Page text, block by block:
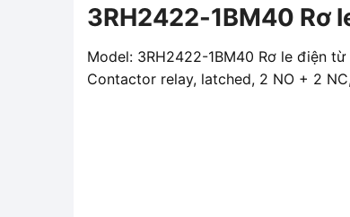
3RH2422-1BM40 Rơ
Model: 3RH2422-1BM40 Rơ le điện
Contactor relay, latched, 2 NO + 2